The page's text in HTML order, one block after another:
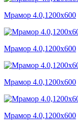
Мрамор 4.0,1200x600
Мрамор 4.0,1200x600
Мрамор 4.0,1200x600
Мрамор 4.0,1200x600